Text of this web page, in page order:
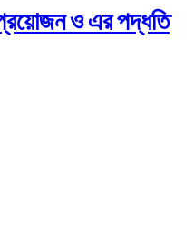
ও এর পদ্ধতি